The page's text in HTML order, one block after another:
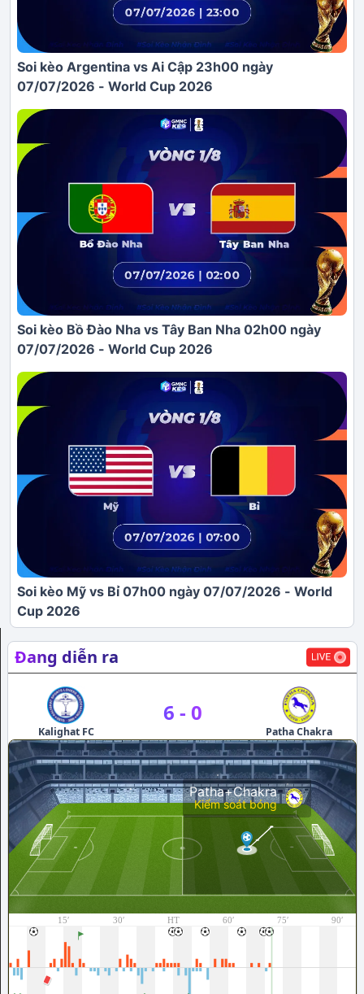
Soi kèo Argentina vs Ai Cập 23h00 ngày
07/07/2026 - World Cup 2026
Soi kèo Bồ Đào Nha vs Tây Ban Nha 02h00 ngày
07/07/2026 - World Cup 2026
Soi kèo Mỹ vs Bỉ 07h00 ngày 07/07/2026 - World
Cup 2026
Đang diễn ra
Kalighat FC
6 - 0
Patha Chakra